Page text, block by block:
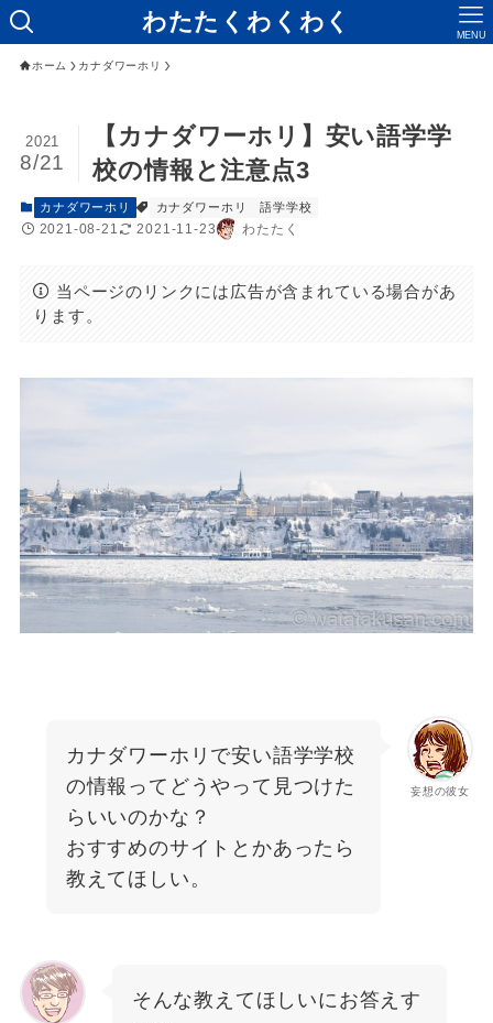
わたたくわくわく MENU
ホーム カナダワーホリ
【カナダワーホリ】安い語学学
校の情報と注意点3
2021
8/21
カナダワーホリ カナダワーホリ 語学学校
2021-08-21 2021-11-23 わたたく
当ページのリンクには広告が含まれている場合があ
ります。
妄想の彼女
カナダワーホリで安い語学学校
の情報ってどうやって見つけた
らいいのかな？
おすすめのサイトとかあったら
教えてほしい。
そんな教えてほしいにお答えす